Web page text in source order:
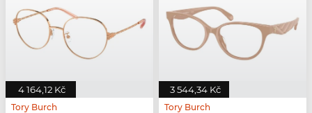
4 164,12 Kč
Tory Burch
3 544,34 Kč
Tory Burch